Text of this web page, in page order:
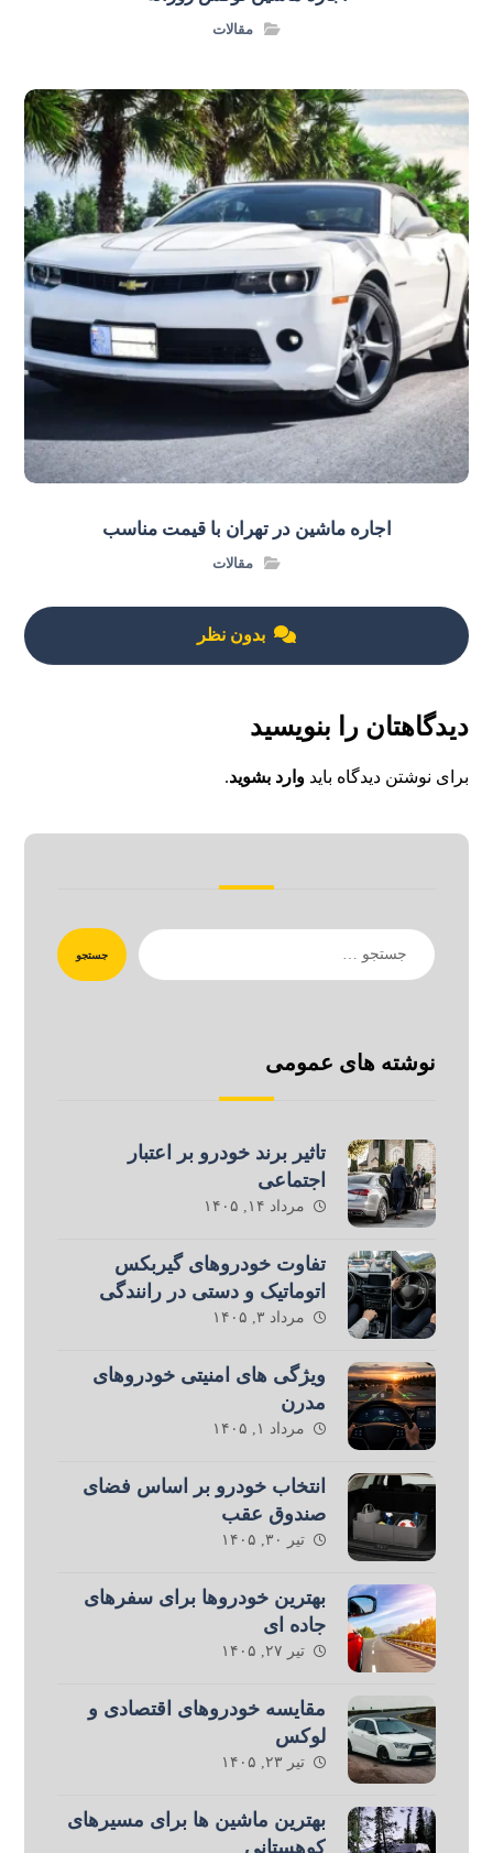
مقالات
اجاره ماشین در تهران با قیمت مناسب
مقالات
بدون نظر
دیدگاهتان را بنویسید
برای نوشتن دیدگاه بایدوارد بشوید.
جستجو
نوشته های عمومی
تاثیر برند خودرو بر اعتبار
اجتماعی
مرداد ۱۴, ۱۴۰۵
تفاوت خودروهای گیربکس
اتوماتیک و دستی در رانندگی
مرداد ۳, ۱۴۰۵
ویژگی های امنیتی خودروهای
مدرن
مرداد ۱, ۱۴۰۵
انتخاب خودرو بر اساس فضای
صندوق عقب
تیر ۳۰, ۱۴۰۵
بهترین خودروها برای سفرهای
جاده ای
تیر ۲۷, ۱۴۰۵
مقایسه خودروهای اقتصادی و
لوکس
تیر ۲۳, ۱۴۰۵
بهترین ماشین ها برای مسیرهای
کوهستانی